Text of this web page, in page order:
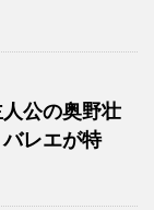
公の奥野壮
レエが特